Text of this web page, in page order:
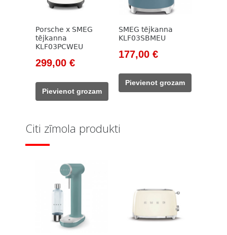
Porsche x SMEG
tējkanna
KLF03PCWEU
Original
was:
399,00 €.
299,00 €Current
299,00 €.
Pievienot grozam
SMEG tējkanna
KLF03SBMEU
Original
was:
203,00 €.
177,00 €Current
177,00 €.
Pievienot grozam
Citi zīmola produkti